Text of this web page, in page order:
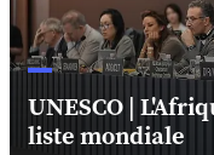
UNESCO |
liste mondiale